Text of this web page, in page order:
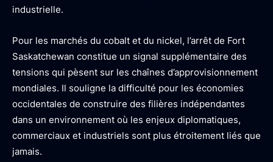
industrielle.
Pour les marchés du cobalt et du nickel, l’arrêt de Fort
Saskatchewan constitue un signal supplémentaire des
tensions qui pèsent sur les chaînes d’approvisionnement
mondiales. Il souligne la difficulté pour les économies
occidentales de construire des filières indépendantes
dans un environnement où les enjeux diplomatiques,
commerciaux et industriels sont plus étroitement liés que
jamais.